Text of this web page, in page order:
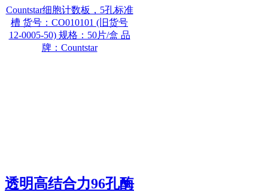
Countstar细胞计数板，5孔标准
槽 货号：CO010101 (旧货号
12-0005-50) 规格：50片/盒 品
牌：Countstar
透明高结合力96孔酶